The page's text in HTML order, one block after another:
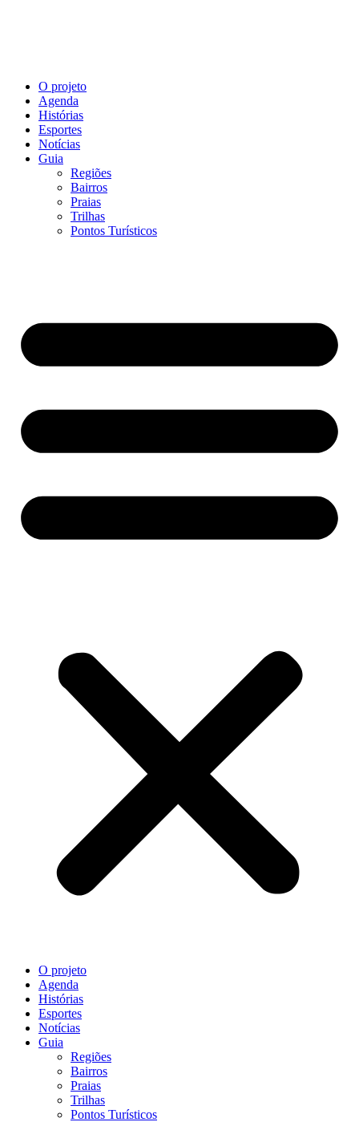
O projeto
Agenda
Histórias
Esportes
Notícias
Guia
Regiões
Bairros
Praias
Trilhas
Pontos Turísticos
O projeto
Agenda
Histórias
Esportes
Notícias
Guia
Regiões
Bairros
Praias
Trilhas
Pontos Turísticos